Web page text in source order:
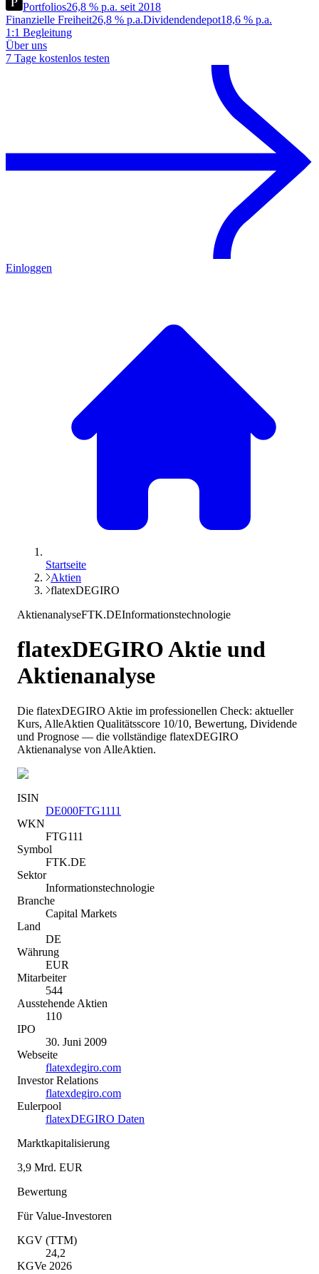
Portfolios26,8 % p.a. seit 2018
Finanzielle Freiheit26,8 % p.a.Dividendendepot18,6 % p.a.
1:1 Begleitung
Über uns
7 Tage kostenlos testen
Einloggen
Startseite
Aktien
flatexDEGIRO
AktienanalyseFTK.DEInformationstechnologie
flatexDEGIROAktie und
Aktienanalyse
Die flatexDEGIRO Aktie im professionellen Check: aktueller
Kurs, AlleAktien Qualitätsscore 10/10, Bewertung, Dividende
und Prognose — die vollständige flatexDEGIRO
Aktienanalyse von AlleAktien.
ISIN
DE000FTG1111
WKN
FTG111
Symbol
FTK.DE
Sektor
Informationstechnologie
Branche
Capital Markets
Land
DE
Währung
EUR
Mitarbeiter
544
Ausstehende Aktien
110
IPO
30. Juni 2009
Webseite
flatexdegiro.com
Investor Relations
flatexdegiro.com
Eulerpool
flatexDEGIRO Daten
Marktkapitalisierung
3,9 Mrd. EUR
Bewertung
Für Value-Investoren
KGV (TTM)
24,2
KGVe 2026